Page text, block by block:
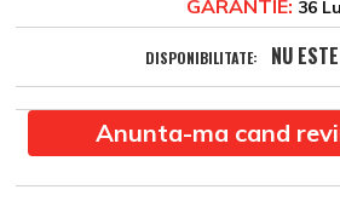
GARANTIE: 36
DISPONIBILITATE: NU
Anunta-ma cand